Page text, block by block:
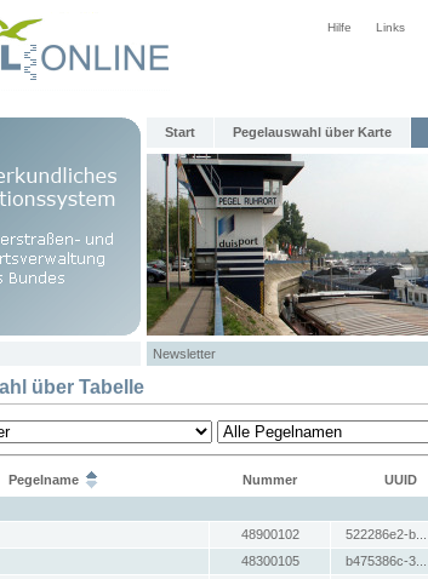
Hilfe Links
Start Pegelauswahl über Karte
Newsletter
über Tabelle
Pegelname Nummer UUID
48900102 522286e2-b...
48300105 b475386c-3...